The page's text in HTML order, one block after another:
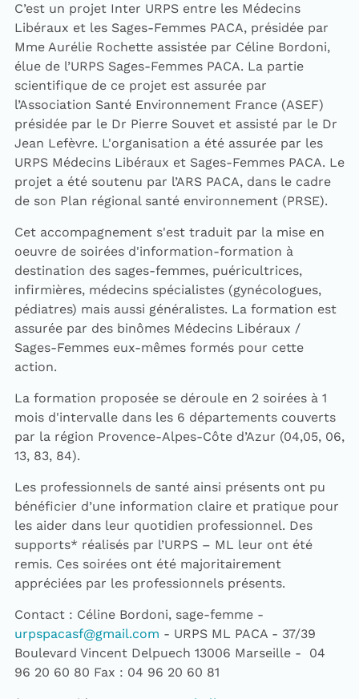
C’est un projet Inter URPS entre les Médecins
Libéraux et les Sages-Femmes PACA, présidée par
Mme Aurélie Rochette assistée par Céline Bordoni,
élue de l’URPS Sages-Femmes PACA. La partie
scientifique de ce projet est assurée par
l’Association Santé Environnement France (ASEF)
présidée par le Dr Pierre Souvet et assisté par le Dr
Jean Lefèvre. L'organisation a été assurée par les
URPS Médecins Libéraux et Sages-Femmes PACA. Le
projet a été soutenu par l’ARS PACA, dans le cadre
de son Plan régional santé environnement (PRSE).
Cet accompagnement s'est traduit par la mise en
oeuvre de soirées d'information-formation à
destination des sages-femmes, puéricultrices,
infirmières, médecins spécialistes (gynécologues,
pédiatres) mais aussi généralistes. La formation est
assurée par des binômes Médecins Libéraux /
Sages-Femmes eux-mêmes formés pour cette
action.
La formation proposée se déroule en 2 soirées à 1
mois d'intervalle dans les 6 départements couverts
par la région Provence-Alpes-Côte d’Azur (04,05, 06,
13, 83, 84).
Les professionnels de santé ainsi présents ont pu
bénéficier d’une information claire et pratique pour
les aider dans leur quotidien professionnel. Des
supports* réalisés par l’URPS – ML leur ont été
remis. Ces soirées ont été majoritairement
appréciées par les professionnels présents.
Contact : Céline Bordoni, sage-femme -
urpspacasf@gmail.com - URPS ML PACA - 37/39
Boulevard Vincent Delpuech 13006 Marseille - 04
96 20 60 80 Fax : 04 96 20 60 81